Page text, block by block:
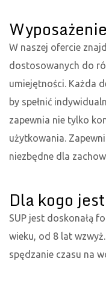
W naszej ofercie
dostosowanych do
umiejętności. Każda
by spełnić
zapewnia nie tylko
użytkowania.
niezbędne dla
Dla kogo
SUP jest doskonałą
wieku, od 8 lat
spędzanie czasu na